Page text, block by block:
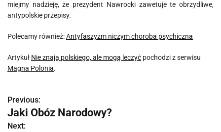
miejmy nadzieję, że prezydent Nawrocki zawetuje te obrzydliwe,
antypolskie przepisy.
Polecamy również:Antyfaszyzm niczym choroba psychiczna
Artykuł Nie znają polskiego, ale mogą leczyć pochodzi z serwisu
Magna Polonia.
N
a
Previous:
Jaki Obóz Narodowy?
Next: